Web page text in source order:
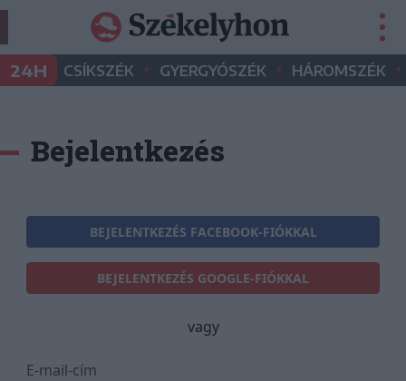
24H CSÍKSZÉK • GYERGYÓSZÉK • HÁROMSZÉK •
Bejelentkezés
BEJELENTKEZÉS FACEBOOK-FIÓKKAL
BEJELENTKEZÉS GOOGLE-FIÓKKAL
vagy
E-mail-cím